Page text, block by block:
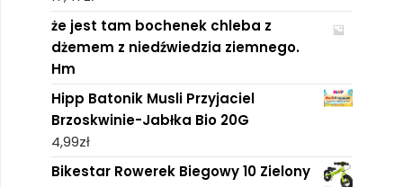
że jest tam bochenek chleba z
dżemem z niedźwiedzia ziemnego.
Hm
Hipp Batonik Musli Przyjaciel
Brzoskwinie-Jabłka Bio 20G
4,99zł
Bikestar Rowerek Biegowy 10 Zielony